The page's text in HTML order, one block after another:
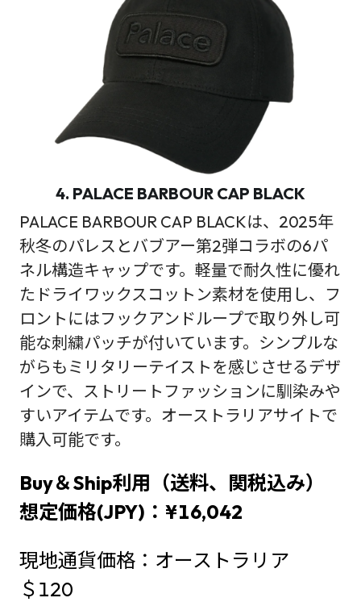
4. PALACE BARBOUR CAP BLACK
PALACE BARBOUR CAP BLACKは、2025年
秋冬のパレスとバブアー第2弾コラボの6パ
ネル構造キャップです。軽量で耐久性に優れ
たドライワックスコットン素材を使用し、フ
ロントにはフックアンドループで取り外し可
能な刺繍パッチが付いています。シンプルな
がらもミリタリーテイストを感じさせるデザ
インで、ストリートファッションに馴染みや
すいアイテムです。オーストラリアサイトで
購入可能です。
Buy＆Ship利用（送料、関税込み）
想定価格(JPY)：¥16,042
現地通貨価格：オーストラリア
＄120